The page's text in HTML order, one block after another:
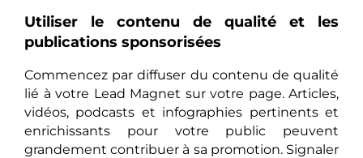
Utiliser le contenu de qualité et les
publications sponsorisées
Commencez par diffuser du contenu de qualité
lié à votre Lead Magnet sur votre page. Articles,
vidéos, podcasts et infographies pertinents et
enrichissants pour votre public peuvent
grandement contribuer à sa promotion. Signaler